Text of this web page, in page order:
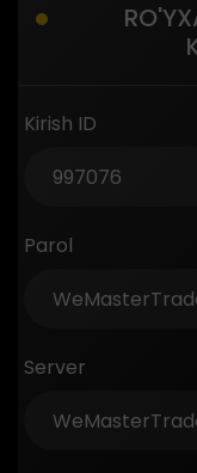
Kirish ID
Parol
Server